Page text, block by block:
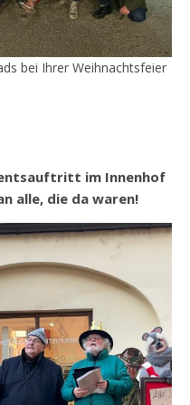
bei Ihrer Weihnachtsfeier
im Innenhof
alle, die da waren!